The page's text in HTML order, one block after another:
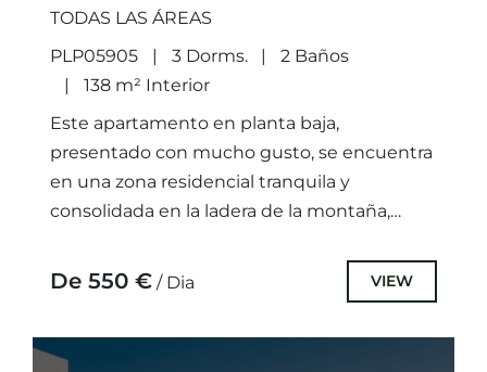
TODAS LAS ÁREAS
PLP05905
3 Dorms.
2 Baños
138 m² Interior
Este apartamento en planta baja,
presentado con mucho gusto, se encuentra
en una zona residencial tranquila y
consolidada en la ladera de la montaña,
De 550 € / Dia VIEW